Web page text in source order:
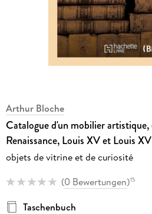
Arthur Bloche
Catalogue d'un mobilier artistique,
Renaissance, Louis XV et Louis
objets de vitrine et de curiosité
(0 Bewertungen)15
Taschenbuch